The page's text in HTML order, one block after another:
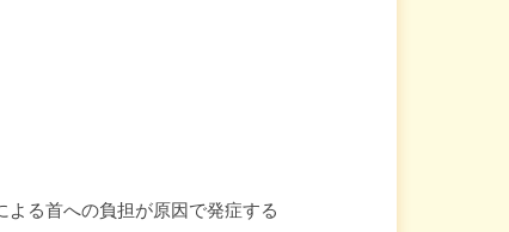
る首への負担が原因で発症する